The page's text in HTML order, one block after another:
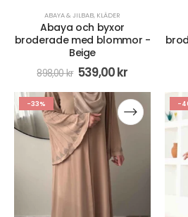
ABAYA & JILBAB, KLÄDER
Abaya och byxor
broderade med blommor -
Beige
898,00kr 539,00kr
-33% -